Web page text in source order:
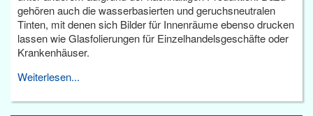
gehören auch die wasserbasierten und geruchsneutralen
Tinten, mit denen sich Bilder für Innenräume ebenso drucken
lassen wie Glasfolierungen für Einzelhandelsgeschäfte oder
Krankenhäuser.
Weiterlesen...